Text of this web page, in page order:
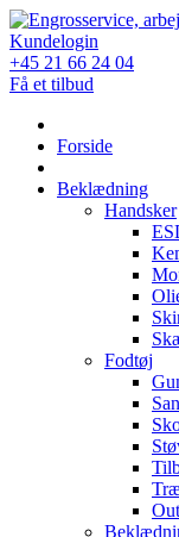
Skip
to
content
Kundelogin
+45 21 66 24 04
Få et tilbud
Forside
Beklædning
Handsker
Fodtøj